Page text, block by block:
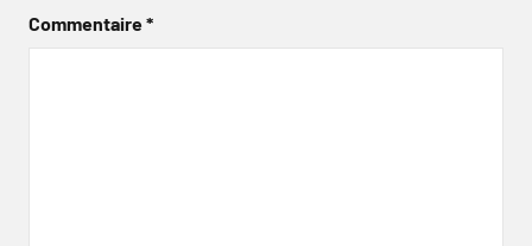
Commentaire*